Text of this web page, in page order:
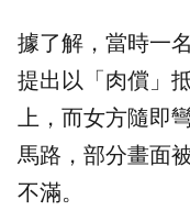
據了解，當時一
提出以「肉償」
上，而女方隨即
馬路，部分畫面
不滿。